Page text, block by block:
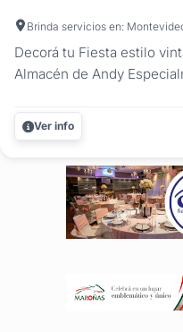
Brinda servicios en:
Decorá tu Fiesta estilo
Almacén de Andy
que más te gusten....
Ver info